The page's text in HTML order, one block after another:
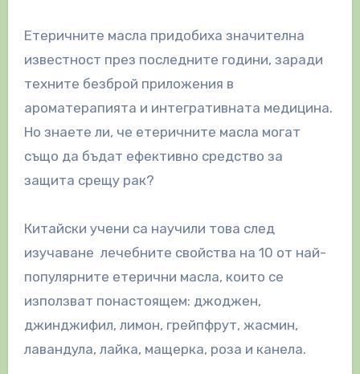
Етеричните масла придобиха значителна
известност през последните години, заради
техните безброй приложения в
ароматерапията и интегративната медицина.
Но знаете ли, че етеричните масла могат
също да бъдат ефективно средство за
защита срещу рак?
Китайски учени са научили това след
изучаване лечебните свойства на 10 от най-
популярните етерични масла, които се
използват понастоящем: джоджен,
джинджифил, лимон, грейпфрут, жасмин,
лавандула, лайка, мащерка, роза и канела.